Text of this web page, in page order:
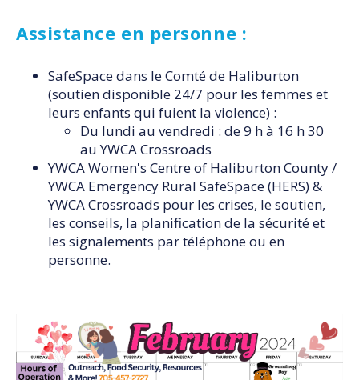
Assistance en personne :
SafeSpace dans le Comté de Haliburton
(soutien disponible 24/7 pour les femmes et
leurs enfants qui fuient la violence) :
Du lundi au vendredi : de 9 h à 16 h 30
au YWCA Crossroads
YWCA Women's Centre of Haliburton County /
YWCA Emergency Rural SafeSpace (HERS) &
YWCA Crossroads pour les crises, le soutien,
les conseils, la planification de la sécurité et
les signalements par téléphone ou en
personne.